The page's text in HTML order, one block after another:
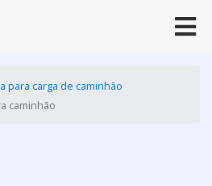
para carga de caminhão
caminhão